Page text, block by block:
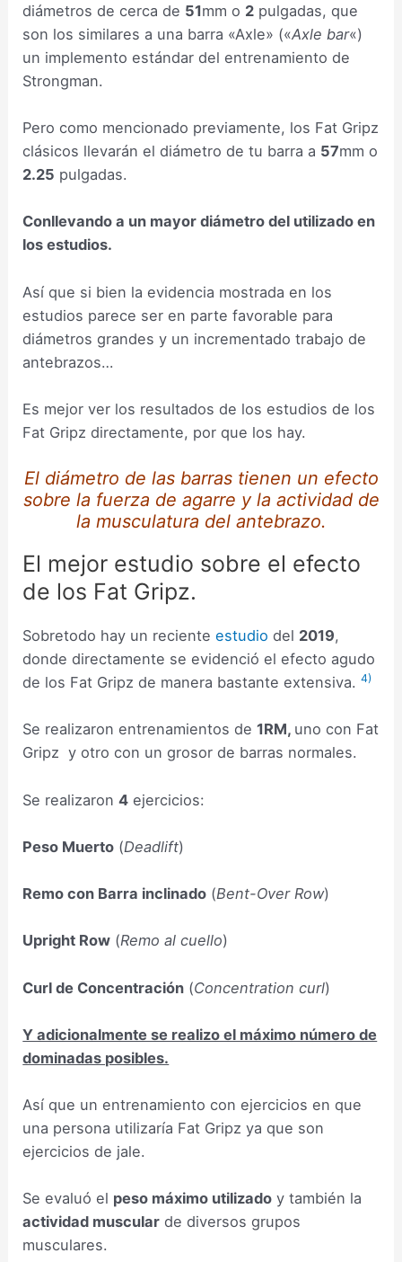
diámetros de cerca de 51mm o 2 pulgadas, que
son los similares a una barra «Axle» («Axle bar«)
un implemento estándar del entrenamiento de
Strongman.
Pero como mencionado previamente, los Fat Gripz
clásicos llevarán el diámetro de tu barra a 57mm o
2.25 pulgadas.
Conllevando a un mayor diámetro del utilizado en
los estudios.
Así que si bien la evidencia mostrada en los
estudios parece ser en parte favorable para
diámetros grandes y un incrementado trabajo de
antebrazos…
Es mejor ver los resultados de los estudios de los
Fat Gripz directamente, por que los hay.
El diámetro de las barras tienen un efecto
sobre la fuerza de agarre y la actividad de
la musculatura del antebrazo.
El mejor estudio sobre el efecto
de los Fat Gripz.
Sobretodo hay un recienteestudio del 2019,
donde directamente se evidenció el efecto agudo
de los Fat Gripz de manera bastante extensiva.4)
Se realizaron entrenamientos de1RM, uno con Fat
Gripz y otro con un grosor de barras normales.
Se realizaron4 ejercicios:
Peso Muerto (Deadlift)
Remo con Barra inclinado (Bent-Over Row)
Upright Row (Remo al cuello)
Curl de Concentración (Concentration curl)
Y adicionalmente se realizo el máximo número de
dominadas posibles.
Así que un entrenamiento con ejercicios en que
una persona utilizaría Fat Gripz ya que son
ejercicios de jale.
Se evaluó el peso máximo utilizado y también la
actividad muscular de diversos grupos
musculares.